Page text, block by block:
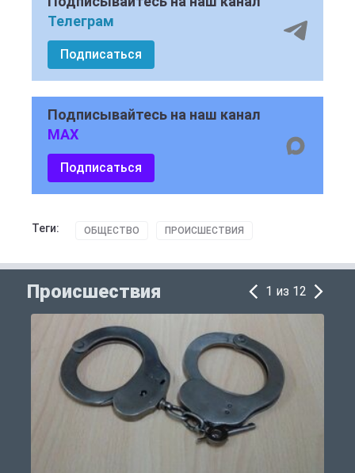
Телеграм
Подписаться
Подписывайтесь на наш канал
MAX
Подписаться
Теги: ОБЩЕСТВО ПРОИСШЕСТВИЯ
Происшествия 1 из 12